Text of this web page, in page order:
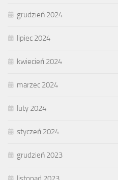
grudzień 2024
lipiec 2024
kwiecień 2024
marzec 2024
luty 2024
styczeń 2024
grudzień 2023